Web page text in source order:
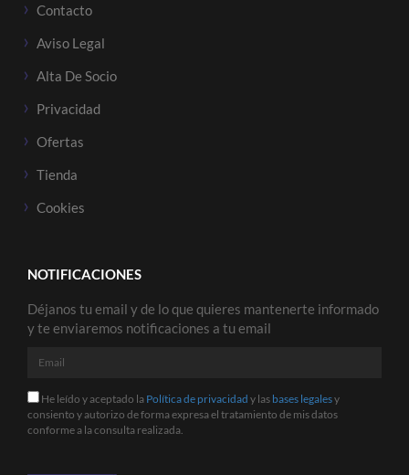
Contacto
Aviso Legal
Alta De Socio
Privacidad
Ofertas
Tienda
Cookies
NOTIFICACIONES
Déjanos tu email y de lo que quieres mantenerte informado
y te enviaremos notificaciones a tu email
Email
He
leído
Política
He leído y aceptado la Política de privacidad y las bases legalesy
consiento y autorizo de forma expresa el tratamiento de mis datos
conforme a la consulta realizada.